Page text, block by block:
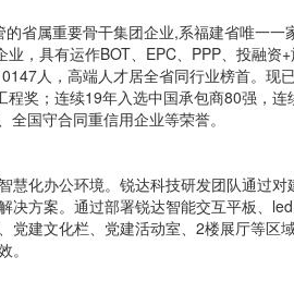
省属重要骨干集团企业,系福建省唯一一
，具有运作BOT、EPC、PPP、投融资
人，高端人才居全省同行业榜首。现
奖；连续19年入选中国承包商80强，连
国守合同重信用企业等荣誉。
慧化办公环境。锐达科技研发团队通过对
决方案。通过部署锐达智能交互平板、
党建文化栏、党建活动室、2楼展厅等区